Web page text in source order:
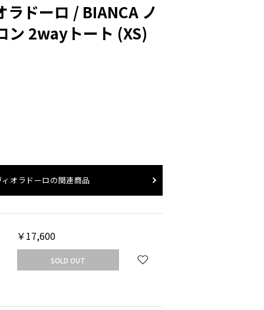
ドーロ / BIANCA ノ
ン 2wayトート (XS)
ィオラドーロの関連商品
￥17,600
SOLD OUT